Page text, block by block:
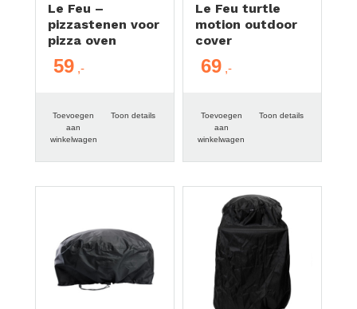
Le Feu –
pizzastenen voor
pizza oven
59
Toevoegen
aan
winkelwagen
Toon details
Le Feu turtle
motion outdoor
cover
69
Toevoegen
aan
winkelwagen
Toon details